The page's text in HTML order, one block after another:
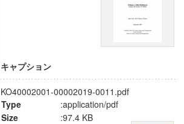
キャプション
KO40002001-00002019-0011.pdf
Type
:application/pdf
Size
:97.4 KB